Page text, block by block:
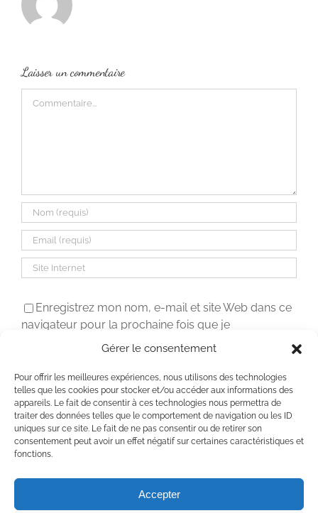
Gérer le consentement
Pour offrir les meilleures expériences, nous utilisons des technologies
telles que les cookies pour stocker et/ou accéder aux informations des
appareils. Le fait de consentir à ces technologies nous permettra de
traiter des données telles que le comportement de navigation ou les ID
uniques sur ce site. Le fait de ne pas consentir ou de retirer son
consentement peut avoir un effet négatif sur certaines caractéristiques et
fonctions.
Accepter
Laisser un commentaire
Enregistrez mon nom, e-mail et site Web dans ce
navigateur pour la prochaine fois que je